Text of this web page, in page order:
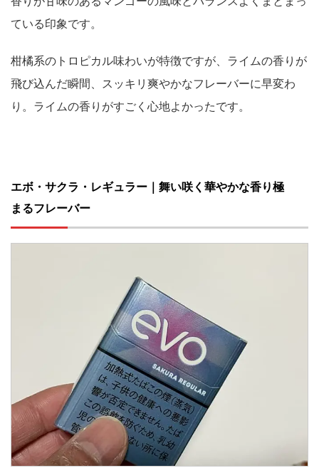
ている印象です。
柑橘系のトロピカル味わいが特徴ですが、ライムの香りが
飛び込んだ瞬間、スッキリ爽やかなフレーバーに早変わ
り。ライムの香りがすごく心地よかったです。
エボ・サクラ・レギュラー｜舞い咲く華やかな香り極
まるフレーバー